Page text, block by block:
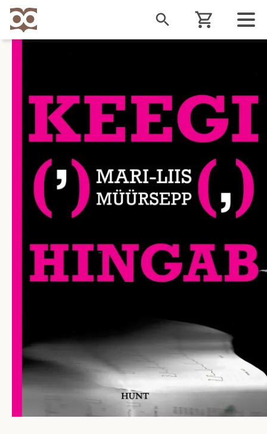
Liigu
edasi
põhisisu
juurde